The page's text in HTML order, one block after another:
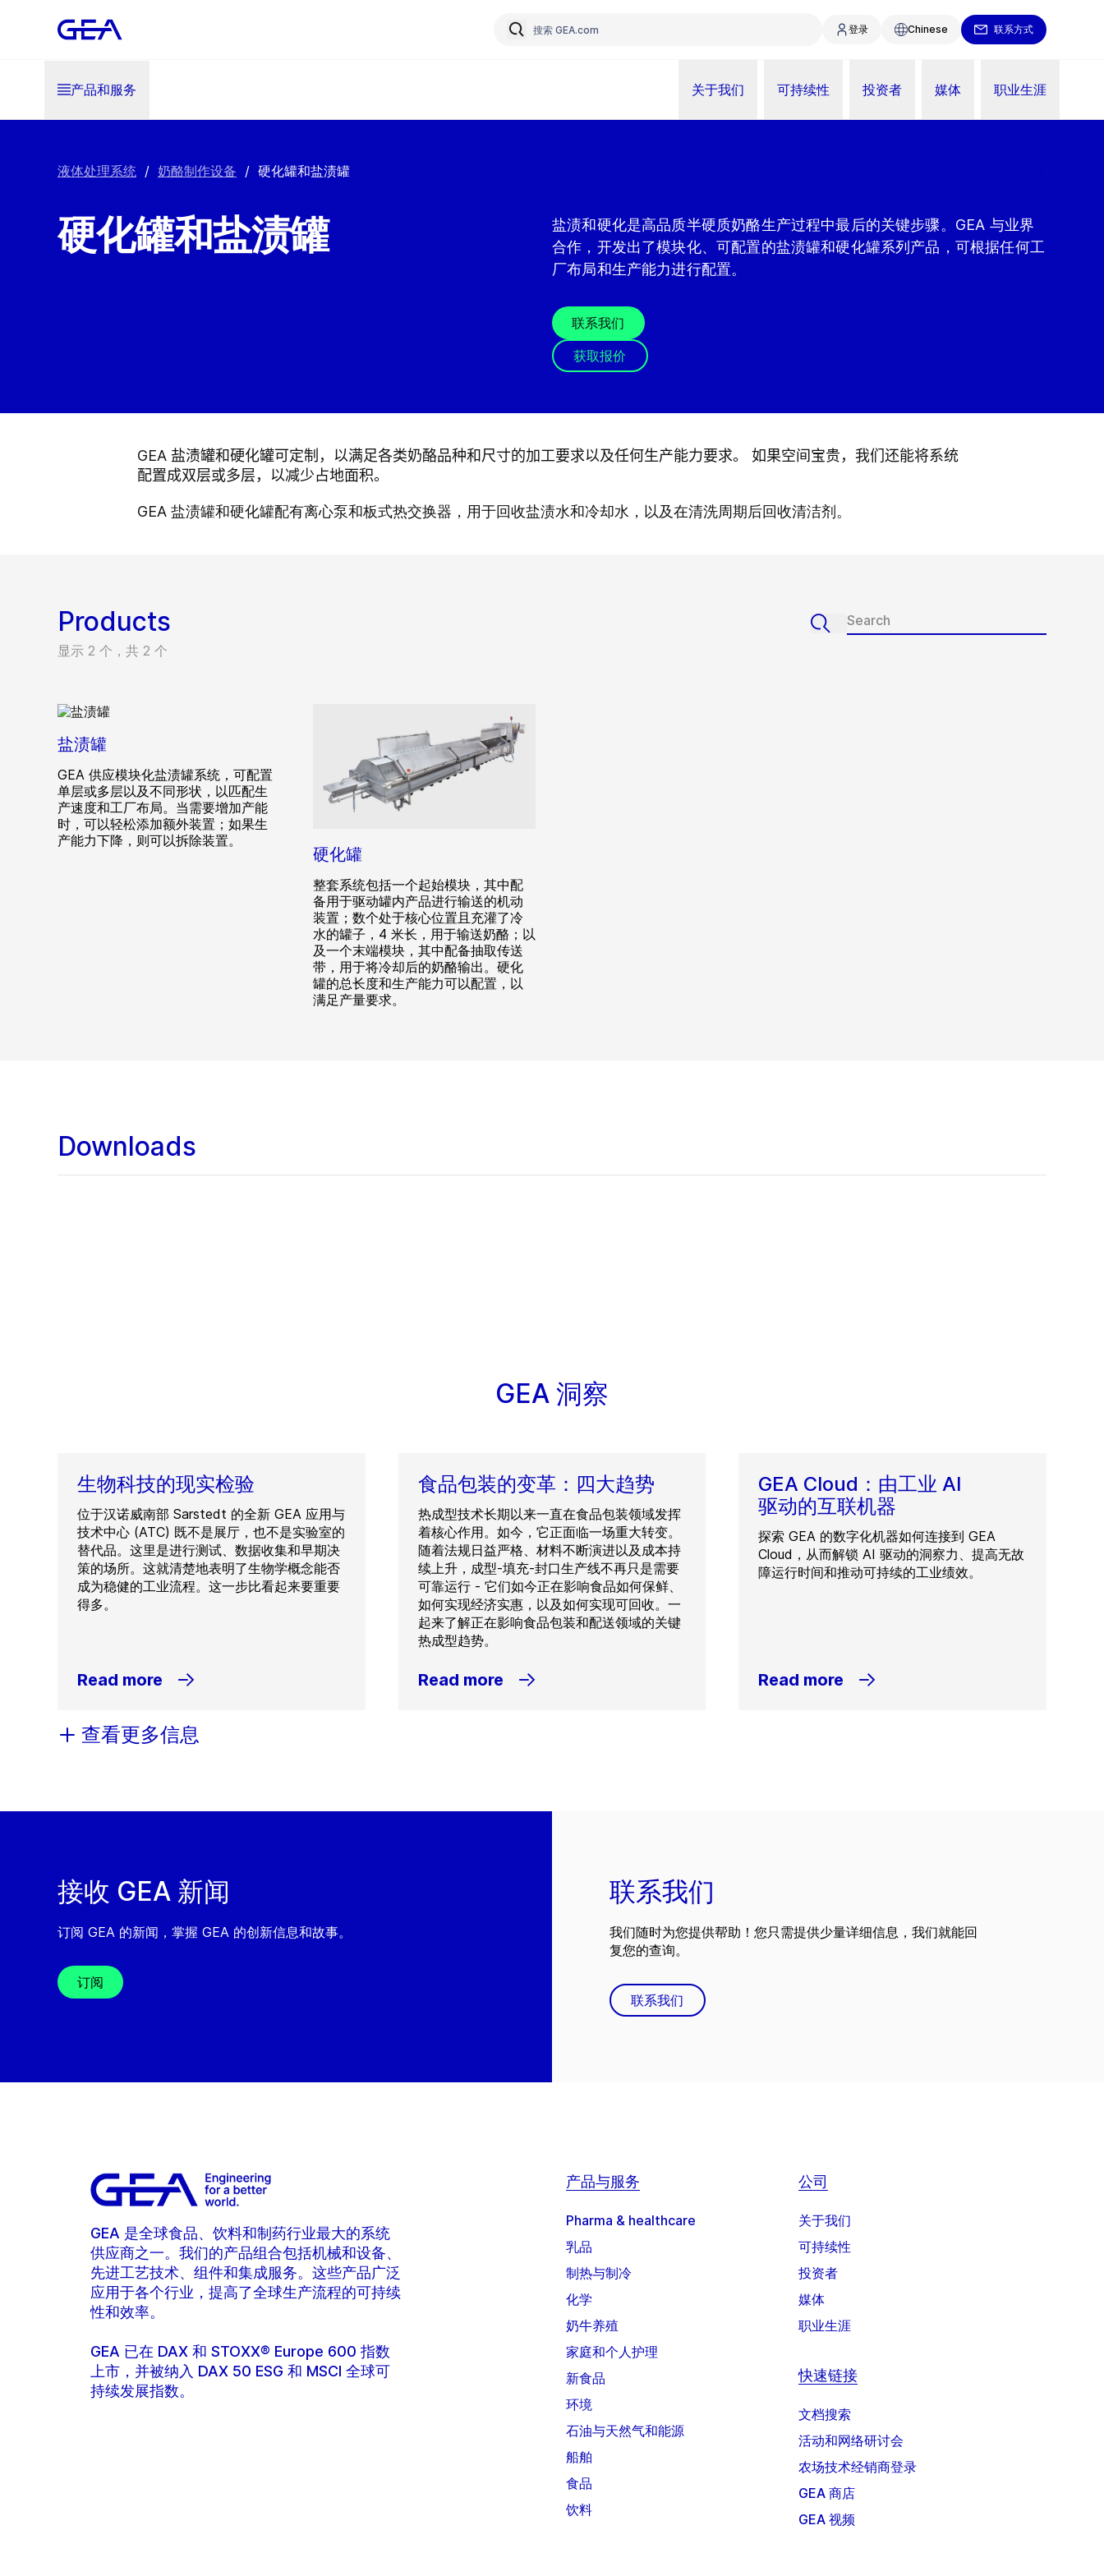
登录 Chinese 联系方式
产品和服务 关于我们 可持续性 投资者 媒体 职业生涯
液体处理系统 / 奶酪制作设备 / 硬化罐和盐渍罐
硬化罐和盐渍罐
盐渍和硬化是高品质半硬质奶酪生产过程中最后的关键步骤。GEA 与业界
合作，开发出了模块化、可配置的盐渍罐和硬化罐系列产品，可根据任何工
厂布局和生产能力进行配置。
联系我们
获取报价
GEA 盐渍罐和硬化罐可定制，以满足各类奶酪品种和尺寸的加工要求以及任何生产能力要求。 如果空间宝贵，我们还能将系统
配置成双层或多层，以减少占地面积。
GEA 盐渍罐和硬化罐配有离心泵和板式热交换器，用于回收盐渍水和冷却水，以及在清洗周期后回收清洁剂。
Products
显示 2 个，共 2 个
盐渍罐
GEA 供应模块化盐渍罐系统，可配置
单层或多层以及不同形状，以匹配生
产速度和工厂布局。当需要增加产能
时，可以轻松添加额外装置；如果生
产能力下降，则可以拆除装置。
硬化罐
整套系统包括一个起始模块，其中配
备用于驱动罐内产品进行输送的机动
装置；数个处于核心位置且充灌了冷
水的罐子，4 米长，用于输送奶酪；以
及一个末端模块，其中配备抽取传送
带，用于将冷却后的奶酪输出。硬化
罐的总长度和生产能力可以配置，以
满足产量要求。
Downloads
GEA 洞察
生物科技的现实检验
位于汉诺威南部 Sarstedt 的全新 GEA 应用与
技术中心 (ATC) 既不是展厅，也不是实验室的
替代品。这里是进行测试、数据收集和早期决
策的场所。这就清楚地表明了生物学概念能否
成为稳健的工业流程。这一步比看起来要重要
得多。
Read more
食品包装的变革：四大趋势
热成型技术长期以来一直在食品包装领域发挥
着核心作用。如今，它正面临一场重大转变。
随着法规日益严格、材料不断演进以及成本持
续上升，成型-填充-封口生产线不再只是需要
可靠运行 - 它们如今正在影响食品如何保鲜、
如何实现经济实惠，以及如何实现可回收。一
起来了解正在影响食品包装和配送领域的关键
热成型趋势。
Read more
GEA Cloud：由工业 AI
驱动的互联机器
探索 GEA 的数字化机器如何连接到 GEA
Cloud，从而解锁 AI 驱动的洞察力、提高无故
障运行时间和推动可持续的工业绩效。
Read more
查看更多信息
接收 GEA 新闻
订阅 GEA 的新闻，掌握 GEA 的创新信息和故事。
订阅
联系我们
我们随时为您提供帮助！您只需提供少量详细信息，我们就能回
复您的查询。
联系我们
GEA 是全球食品、饮料和制药行业最大的系统
供应商之一。我们的产品组合包括机械和设备、
先进工艺技术、组件和集成服务。这些产品广泛
应用于各个行业，提高了全球生产流程的可持续
性和效率。
GEA 已在 DAX 和 STOXX® Europe 600 指数
上市，并被纳入 DAX 50 ESG 和 MSCI 全球可
持续发展指数。
产品与服务
Pharma & healthcare
乳品
制热与制冷
化学
奶牛养殖
家庭和个人护理
新食品
环境
石油与天然气和能源
船舶
食品
饮料
公司
关于我们
可持续性
投资者
媒体
职业生涯
快速链接
文档搜索
活动和网络研讨会
农场技术经销商登录
GEA 商店
GEA 视频